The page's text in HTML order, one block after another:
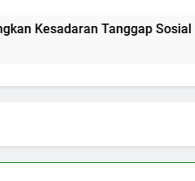
Tanggap Sosial